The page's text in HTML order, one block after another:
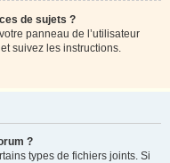
de sujets ?
panneau de l’utilisateur
suivez les instructions.
?
types de fichiers joints. Si